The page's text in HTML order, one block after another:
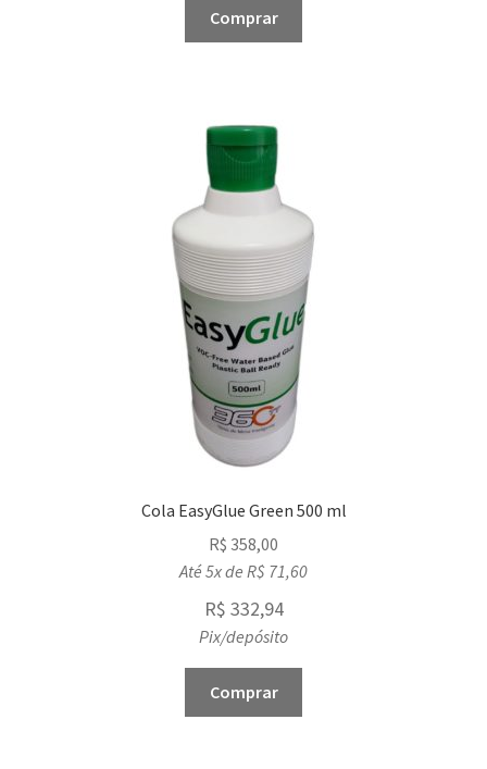
Comprar
Cola EasyGlue Green 500 ml
R$ 358,00
Até 5x de R$ 71,60
R$ 332,94
Pix/depósito
Comprar